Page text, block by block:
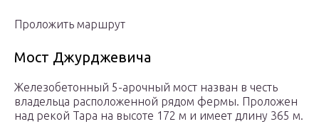
Проложить маршрут
Мост Джурджевича
Железобетонный 5-арочный мост назван в честь
владельца расположенной рядом фермы. Проложен
над рекой Тара на высоте 172 м и имеет длину 365 м.